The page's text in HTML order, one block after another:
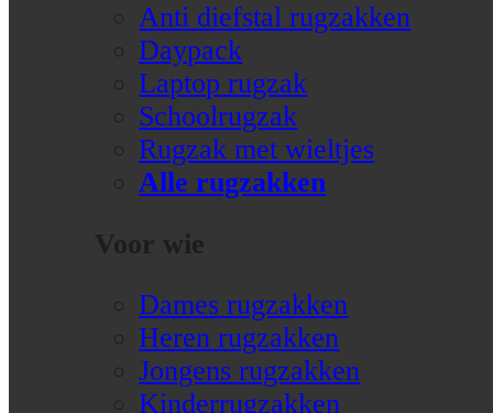
Anti diefstal rugzakken
Daypack
Laptop rugzak
Schoolrugzak
Rugzak met wieltjes
Alle rugzakken
Voor wie
Dames rugzakken
Heren rugzakken
Jongens rugzakken
Kinderrugzakken